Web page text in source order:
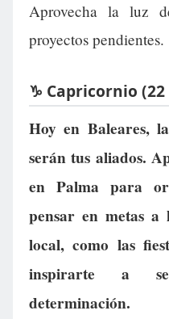
Aprovecha la luz
proyectos pendientes.
♑ Capricornio (22
Hoy en Baleares,
serán tus aliados.
en Palma para
pensar en metas
local, como las
inspirarte a
determinación.